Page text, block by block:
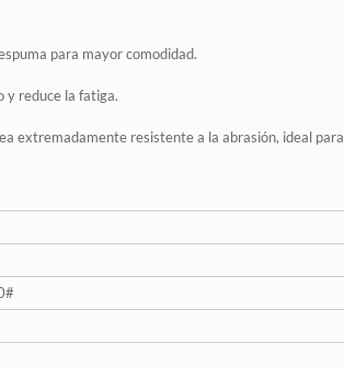
para mayor comodidad.
y reduce la fatiga.
extremadamente resistente a la abrasión, ideal para